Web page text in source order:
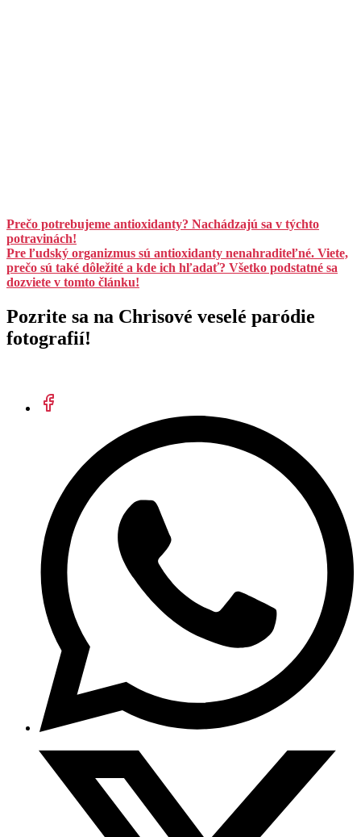
Prečo potrebujeme antioxidanty? Nachádzajú sa v týchto
potravinách!
Pre ľudský organizmus sú antioxidanty nenahraditeľné. Viete,
prečo sú také dôležité a kde ich hľadať? Všetko podstatné sa
dozviete v tomto článku!
Pozrite sa na Chrisové veselé paródie
fotografií!